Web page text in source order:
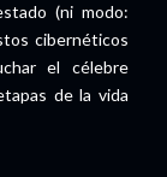
(ni modo:
cibernéticos
el célebre
de la vida